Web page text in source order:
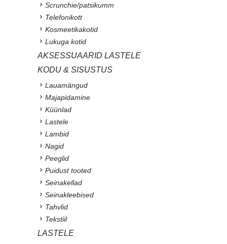
Scrunchie/patsikumm
Telefonikott
Kosmeetikakotid
Lukuga kotid
AKSESSUAARID LASTELE
KODU & SISUSTUS
Lauamängud
Majapidamine
Küünlad
Lastele
Lambid
Nagid
Peeglid
Puidust tooted
Seinakellad
Seinakleebised
Tahvlid
Tekstiil
LASTELE